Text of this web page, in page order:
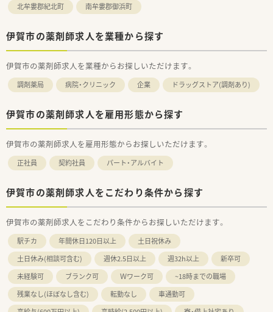
北牟婁郡紀北町
南牟婁郡御浜町
伊賀市の薬剤師求人を業種から探す
伊賀市の薬剤師求人を業種からお探しいただけます。
調剤薬局 病院・クリニック 企業 ドラッグストア(調剤あり)
伊賀市の薬剤師求人を雇用形態から探す
伊賀市の薬剤師求人を雇用形態からお探しいただけます。
正社員 契約社員 パート・アルバイト
伊賀市の薬剤師求人をこだわり条件から探す
伊賀市の薬剤師求人をこだわり条件からお探しいただけます。
駅チカ 年間休日120日以上
土日祝休み
土日休み(相談可含む)
週休2.5日以上 週32h以上
新卒可
未経験可
ブランク可 Ｗワーク可
~18時までの職場
残業なし(ほぼなし含む)
転勤なし
車通勤可